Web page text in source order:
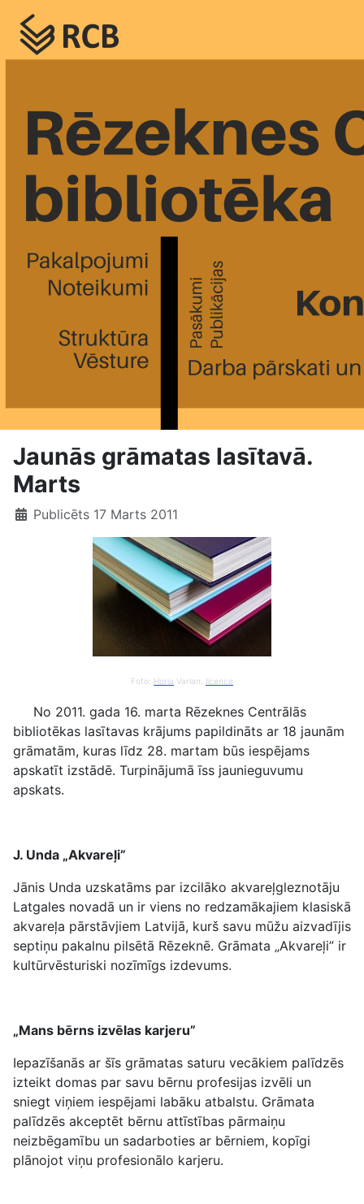
Jaunās grāmatas lasītavā.
Marts
Publicēts 17 Marts 2011
Foto: Horia Varlan, licence
No 2011. gada 16. marta Rēzeknes Centrālās
bibliotēkas lasītavas krājums papildināts ar 18 jaunām
grāmatām, kuras līdz 28. martam būs iespējams
apskatīt izstādē. Turpinājumā īss jaunieguvumu
apskats.
J. Unda „Akvareļi”
Jānis Unda uzskatāms par izcilāko akvareļgleznotāju
Latgales novadā un ir viens no redzamākajiem klasiskā
akvareļa pārstāvjiem Latvijā, kurš savu mūžu aizvadījis
septiņu pakalnu pilsētā Rēzeknē. Grāmata „Akvareļi” ir
kultūrvēsturiski nozīmīgs izdevums.
„Mans bērns izvēlas karjeru”
Iepazīšanās ar šīs grāmatas saturu vecākiem palīdzēs
izteikt domas par savu bērnu profesijas izvēli un
sniegt viņiem iespējami labāku atbalstu. Grāmata
palīdzēs akceptēt bērnu attīstības pārmaiņu
neizbēgamību un sadarboties ar bērniem, kopīgi
plānojot viņu profesionālo karjeru.